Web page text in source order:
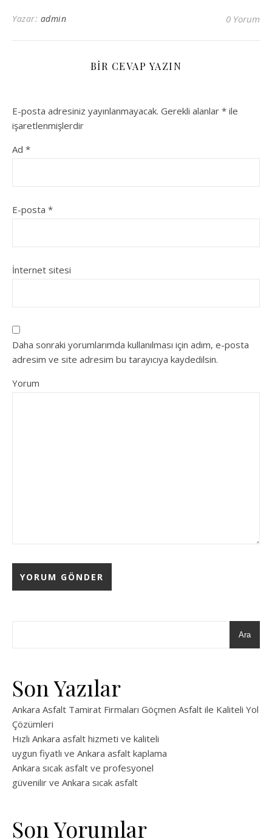
Yazar: admin 0 Yorum
BIR CEVAP YAZIN
E-posta adresiniz yayınlanmayacak. Gerekli alanlar * ile
işaretlenmişlerdir
Ad *
E-posta *
İnternet sitesi
Daha sonraki yorumlarımda kullanılması için adım, e-posta
adresim ve site adresim bu tarayıcıya kaydedilsin.
Yorum
Ara
Son Yazılar
Ankara Asfalt Tamirat Firmaları Göçmen Asfalt ile Kaliteli Yol
Çözümleri
Hızlı Ankara asfalt hizmeti ve kaliteli
uygun fiyatlı ve Ankara asfalt kaplama
Ankara sıcak asfalt ve profesyonel
güvenilir ve Ankara sıcak asfalt
Son Yorumlar